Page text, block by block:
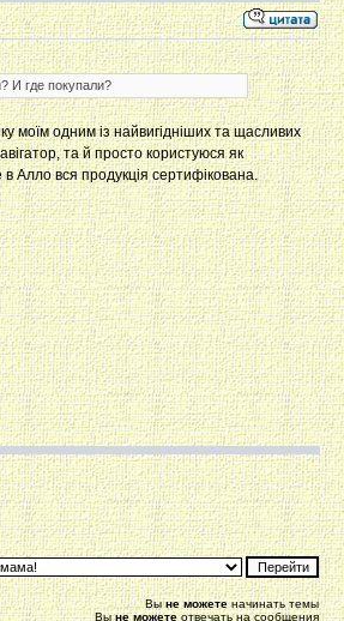
И где покупали?
моїм одним із найвигідніших та щасливих
та й просто користуюся як
Алло вся продукція сертифікована.
Выне можетеначинать темы
Выне можетеотвечать на сообщения